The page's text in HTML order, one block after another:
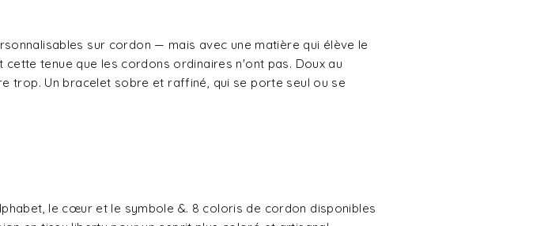
sur cordon — mais avec une matière qui élève le
tenue que les cordons ordinaires n'ont pas. Doux au
trop. Un bracelet sobre et raffiné, qui se porte seul ou se
le cœur et le symbole &. 8 coloris de cordon disponibles